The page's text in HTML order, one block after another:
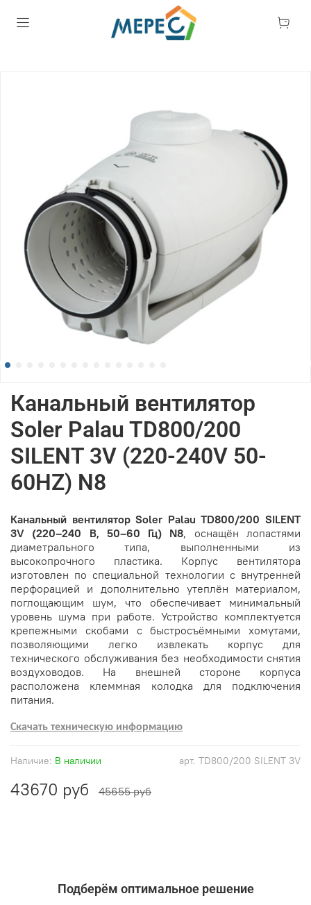
арт. TD800/200 SILENT 3V
Наличие: В наличии
Канальный вентилятор
Soler Palau TD800/200
SILENT 3V (220-240V 50-
60HZ) N8
43670 руб 45655 руб
Канальный вентилятор Soler Palau TD800/200 SILENT
3V (220–240 В, 50–60 Гц) N8, оснащён лопастями
диаметрального типа, выполненными из
высокопрочного пластика. Корпус вентилятора
изготовлен по специальной технологии с внутренней
перфорацией и дополнительно утеплён материалом,
поглощающим шум, что обеспечивает минимальный
уровень шума при работе. Устройство комплектуется
крепежными скобами с быстросъёмными хомутами,
позволяющими легко извлекать корпус для
технического обслуживания без необходимости снятия
воздуховодов. На внешней стороне корпуса
расположена клеммная колодка для подключения
питания.
Скачать техническую информацию
Подберём оптимальное решение